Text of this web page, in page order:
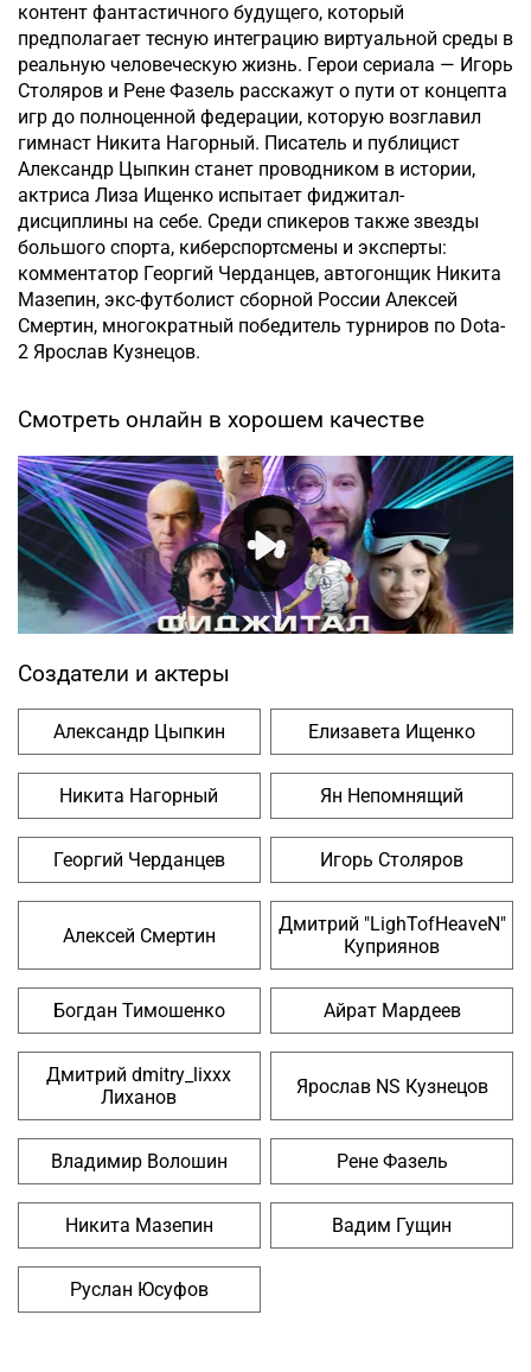
контент фантастичного будущего, который
предполагает тесную интеграцию виртуальной среды в
реальную человеческую жизнь. Герои сериала — Игорь
Столяров и Рене Фазель расскажут о пути от концепта
игр до полноценной федерации, которую возглавил
гимнаст Никита Нагорный. Писатель и публицист
Александр Цыпкин станет проводником в истории,
актриса Лиза Ищенко испытает фиджитал-
дисциплины на себе. Среди спикеров также звезды
большого спорта, киберспортсмены и эксперты:
комментатор Георгий Черданцев, автогонщик Никита
Мазепин, экс-футболист сборной России Алексей
Смертин, многократный победитель турниров по Dota-
2 Ярослав Кузнецов.
Смотреть онлайн в хорошем качестве
Создатели и актеры
Александр Цыпкин Елизавета Ищенко
Никита Нагорный Ян Непомнящий
Георгий Черданцев Игорь Столяров
Алексей Смертин
Дмитрий "LighTofHeaveN"
Куприянов
Богдан Тимошенко Айрат Мардеев
Дмитрий dmitry_lixxx
Лиханов
Ярослав NS Кузнецов
Владимир Волошин Рене Фазель
Никита Мазепин Вадим Гущин
Руслан Юсуфов